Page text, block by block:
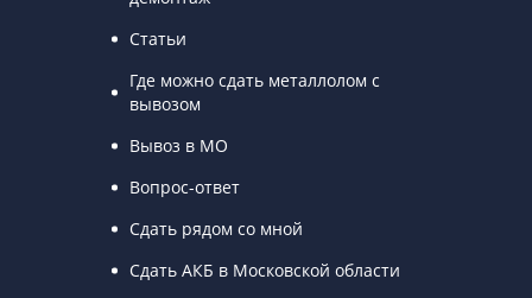
Статьи
Где можно сдать металлолом с
вывозом
Вывоз в МО
Вопрос-ответ
Сдать рядом со мной
Сдать АКБ в Московской области